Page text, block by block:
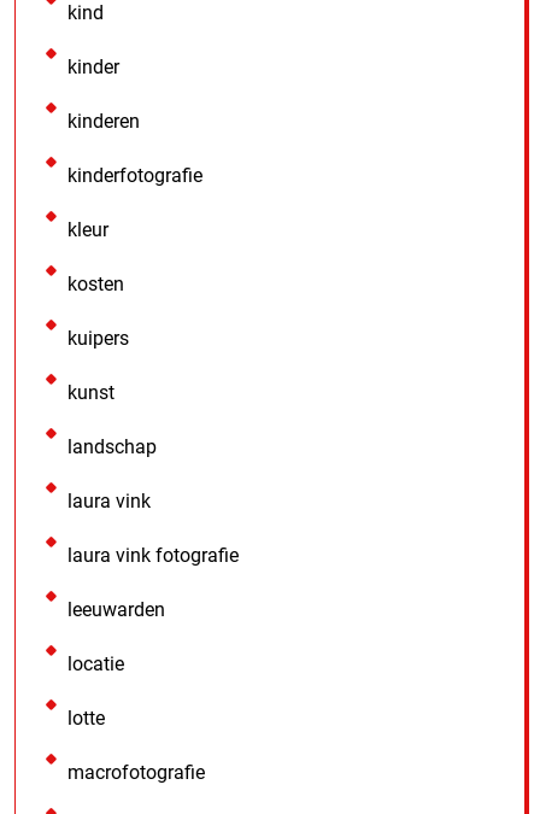
kind
kinder
kinderen
kinderfotografie
kleur
kosten
kuipers
kunst
landschap
laura vink
laura vink fotografie
leeuwarden
locatie
lotte
macrofotografie